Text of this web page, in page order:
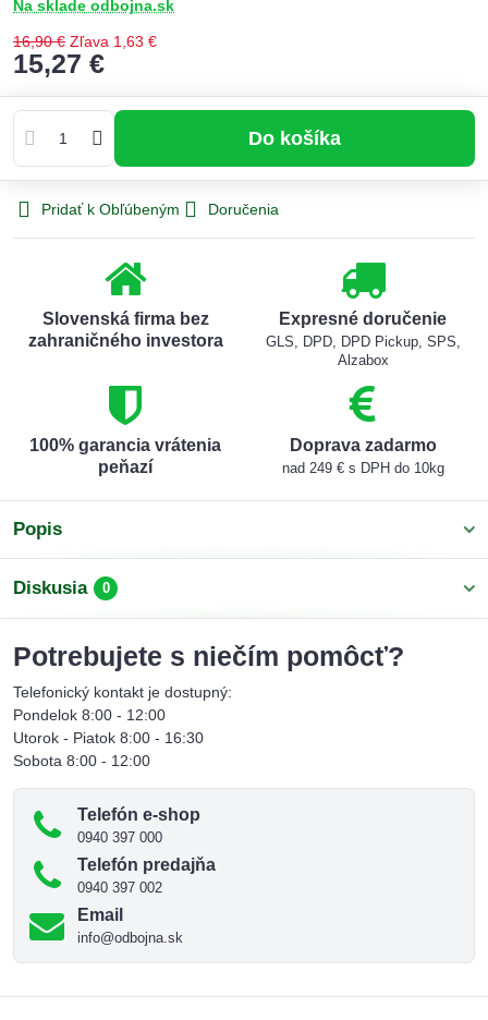
Na sklade odbojna.sk
16,90 € Zľava 1,63 €
15,27 €
Do košíka
Pridať k Obľúbeným Doručenia
Slovenská firma bez
zahraničného investora
Expresné doručenie
GLS, DPD, DPD Pickup, SPS,
Alzabox
100% garancia vrátenia
peňazí
Doprava zadarmo
nad 249 € s DPH do 10kg
Popis
Diskusia 0
Potrebujete s niečím pomôcť?
Telefonický kontakt je dostupný:
Pondelok 8:00 - 12:00
Utorok - Piatok 8:00 - 16:30
Sobota 8:00 - 12:00
Telefón e-shop
0940 397 000
Telefón predajňa
0940 397 002
Email
info@odbojna.sk